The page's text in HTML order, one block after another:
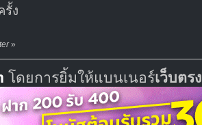
ง
»
โดยการยิ้มให้แบนเนอร์เว็บตรง